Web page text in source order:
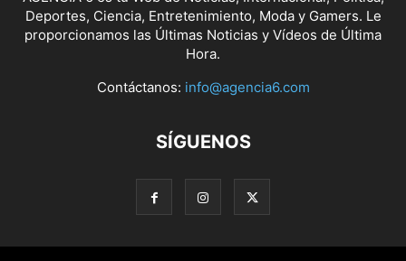
Deportes, Ciencia, Entretenimiento, Moda y Gamers. Le
proporcionamos las Últimas Noticias y Vídeos de Última
Hora.
Contáctanos: info@agencia6.com
SÍGUENOS